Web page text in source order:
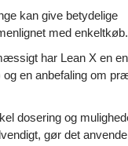
kan give betydelige
med enkeltkøb.
har Lean X en
og en anbefaling om
dosering og
gør det